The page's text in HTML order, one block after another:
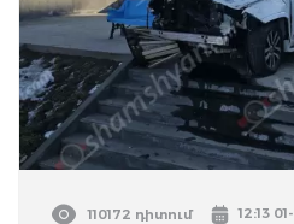
110172 դիտում 12:13